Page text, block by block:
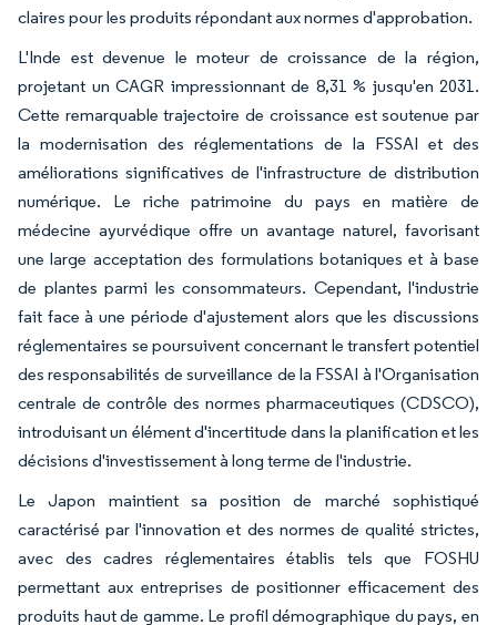
claires pour les produits répondant aux normes d'approbation.
L'Inde est devenue le moteur de croissance de la région,
projetant un CAGR impressionnant de 8,31 % jusqu'en 2031.
Cette remarquable trajectoire de croissance est soutenue par
la modernisation des réglementations de la FSSAI et des
améliorations significatives de l'infrastructure de distribution
numérique. Le riche patrimoine du pays en matière de
médecine ayurvédique offre un avantage naturel, favorisant
une large acceptation des formulations botaniques et à base
de plantes parmi les consommateurs. Cependant, l'industrie
fait face à une période d'ajustement alors que les discussions
réglementaires se poursuivent concernant le transfert potentiel
des responsabilités de surveillance de la FSSAI à l'Organisation
centrale de contrôle des normes pharmaceutiques (CDSCO),
introduisant un élément d'incertitude dans la planification et les
décisions d'investissement à long terme de l'industrie.
Le Japon maintient sa position de marché sophistiqué
caractérisé par l'innovation et des normes de qualité strictes,
avec des cadres réglementaires établis tels que FOSHU
permettant aux entreprises de positionner efficacement des
produits haut de gamme. Le profil démographique du pays, en